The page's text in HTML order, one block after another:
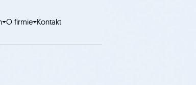
O firmie Kontakt